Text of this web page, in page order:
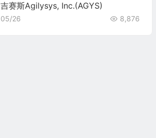
吉赛斯Agilysys, Inc.(AGYS)
05/26 8,876